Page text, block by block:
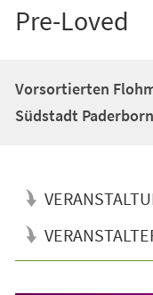
Pre-Loved
Vorsortierten
Südstadt Paderborn